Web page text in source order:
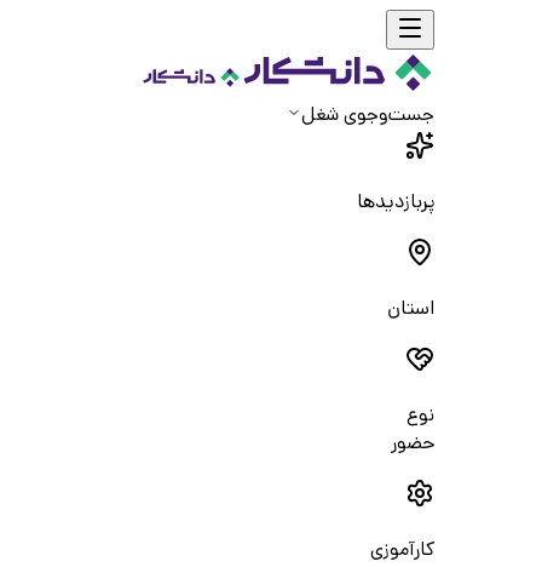
جست‌و‌جوی شغل
پربازدیدها
استان
نوع
حضور
کارآموزی